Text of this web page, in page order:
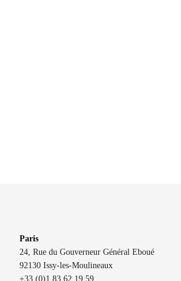
Paris
24, Rue du Gouverneur Général Eboué
92130 Issy-les-Moulineaux
+33 (0)1 83 62 19 59